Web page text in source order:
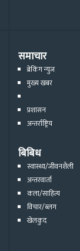
समाचार
ब्रेकिंग न्युज
मुख्य खबर
प्रशासन
अन्तर्राष्ट्रिय
बिबिध
स्वास्थ्य/जीवनशैली
अन्तरवार्ता
कला/साहित्य
विचार/ब्लग
खेलकुद